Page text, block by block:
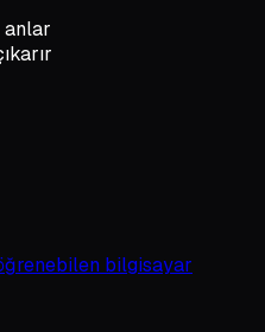
anlar
bilgisayar